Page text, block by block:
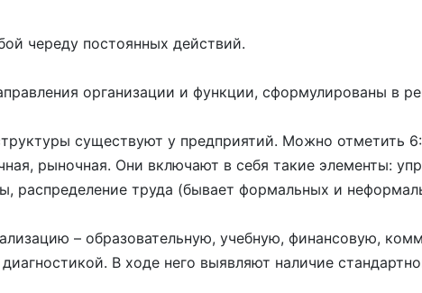
череду постоянных действий.
организации и функции, сформулированы в
существуют у предприятий. Можно отметить
рыночная. Они включают в себя такие элементы:
распределение труда (бывает формальных и
– образовательную, учебную, финансовую,
В ходе него выявляют наличие